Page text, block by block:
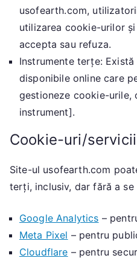
usofearth.com,
utilizarea cookie-urilor
accepta sau refuza.
Instrumente terțe:
disponibile online care
gestioneze cookie-urile,
instrument].
Cookie-uri/
Site-ul usofearth.com
terți, inclusiv, dar fără a se
Google Analytics –
Meta Pixel – pentru
Cloudflare – pentru